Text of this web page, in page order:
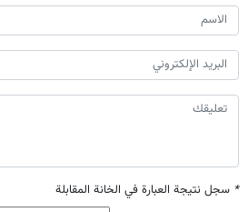
* سجل نتيجة العبارة في الخانة المقابلة